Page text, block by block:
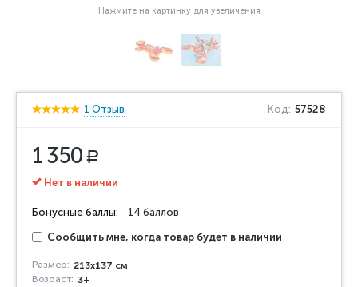
Нажмите на картинку для увеличения
1 Отзыв Код: 57528
1 350 Р
Нет в наличии
Бонусные баллы: 14 баллов
Сообщить мне, когда товар будет в наличии
Размер: 213х137 см
Возраст: 3+